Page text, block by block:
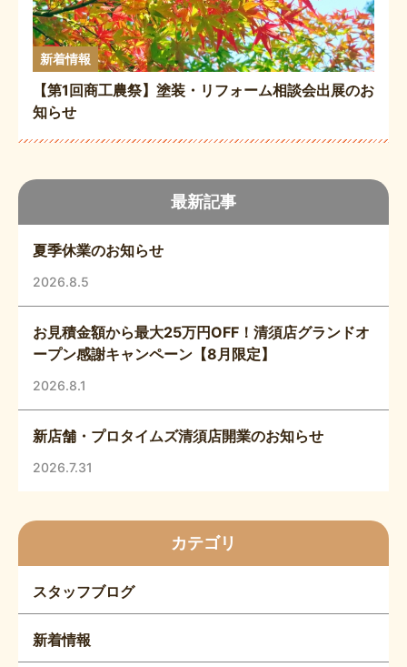
最新記事
夏季休業のお知らせ
2026.8.5
お見積金額から最大25万円OFF！清須店グランドオ
ープン感謝キャンペーン【8月限定】
2026.8.1
新店舗・プロタイムズ清須店開業のお知らせ
2026.7.31
カテゴリ
スタッフブログ
新着情報
新着情報
【第1回商工農祭】塗装・リフォーム相談会出展のお
知らせ